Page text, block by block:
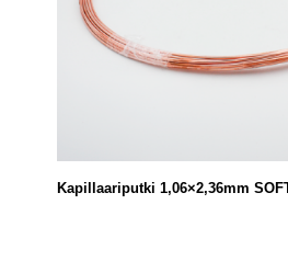
Kapillaariputki 1,06×2,36mm